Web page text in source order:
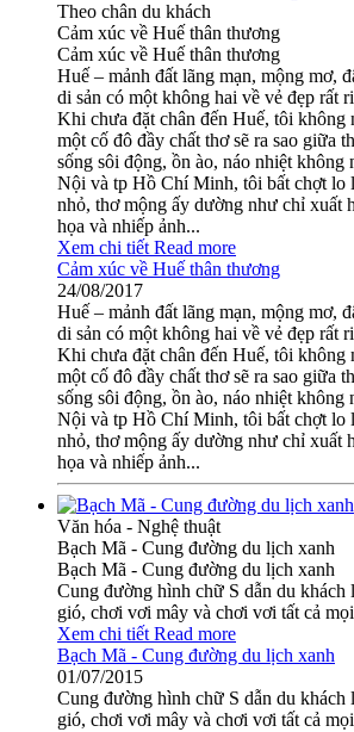
Theo chân du khách
Cảm xúc về Huế thân thương
Cảm xúc về Huế thân thương
Huế – mảnh đất lãng mạn, mộng mơ,
di sản có một không hai về vẻ đẹp rất
Khi chưa đặt chân đến Huế, tôi không
một cố đô đầy chất thơ sẽ ra sao giữa
sống sôi động, ồn ào, náo nhiệt
Nội và tp Hồ Chí Minh, tôi bất chợt lo
nhỏ, thơ mộng ấy dường như chỉ xuất
họa và nhiếp ảnh...
Xem chi tiết Read more
Cảm xúc về Huế thân thương
24/08/2017
Huế – mảnh đất lãng mạn, mộng mơ,
di sản có một không hai về vẻ đẹp rất
Khi chưa đặt chân đến Huế, tôi không
một cố đô đầy chất thơ sẽ ra sao giữa
sống sôi động, ồn ào, náo nhiệt
Nội và tp Hồ Chí Minh, tôi bất chợt lo
nhỏ, thơ mộng ấy dường như chỉ xuất
họa và nhiếp ảnh...
Văn hóa - Nghệ thuật
Bạch Mã - Cung đường du lịch xanh
Bạch Mã - Cung đường du lịch xanh
Cung đường hình chữ S dẫn du
gió, chơi vơi mây và chơi vơi tất cả
Xem chi tiết Read more
Bạch Mã - Cung đường du lịch xanh
01/07/2015
Cung đường hình chữ S dẫn du
gió, chơi vơi mây và chơi vơi tất cả